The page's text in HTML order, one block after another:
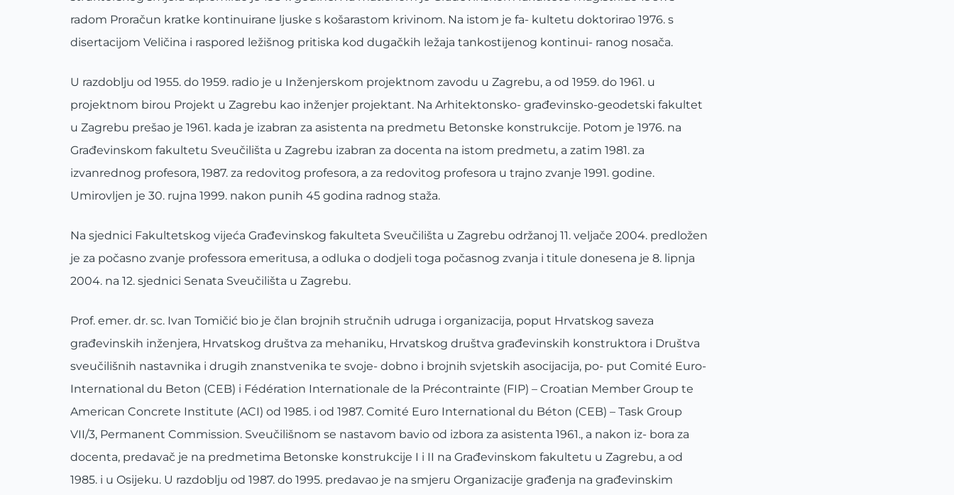
radom Proračun kratke kontinuirane ljuske s košarastom krivinom. Na istom je fa- kultetu doktorirao 1976. s
disertacijom Veličina i raspored ležišnog pritiska kod dugačkih ležaja tankostijenog kontinui- ranog nosača.
U razdoblju od 1955. do 1959. radio je u Inženjerskom projektnom zavodu u Zagrebu, a od 1959. do 1961. u
projektnom birou Projekt u Zagrebu kao inženjer projektant. Na Arhitektonsko- građevinsko-geodetski fakultet
u Zagrebu prešao je 1961. kada je izabran za asistenta na predmetu Betonske konstrukcije. Potom je 1976. na
Građevinskom fakultetu Sveučilišta u Zagrebu izabran za docenta na istom predmetu, a zatim 1981. za
izvanrednog profesora, 1987. za redovitog profesora, a za redovitog profesora u trajno zvanje 1991. godine.
Umirovljen je 30. rujna 1999. nakon punih 45 godina radnog staža.
Na sjednici Fakultetskog vijeća Građevinskog fakulteta Sveučilišta u Zagrebu održanoj 11. veljače 2004. predložen
je za počasno zvanje professora emeritusa, a odluka o dodjeli toga počasnog zvanja i titule donesena je 8. lipnja
2004. na 12. sjednici Senata Sveučilišta u Zagrebu.
Prof. emer. dr. sc. Ivan Tomičić bio je član brojnih stručnih udruga i organizacija, poput Hrvatskog saveza
građevinskih inženjera, Hrvatskog društva za mehaniku, Hrvatskog društva građevinskih konstruktora i Društva
sveučilišnih nastavnika i drugih znanstvenika te svoje- dobno i brojnih svjetskih asocijacija, po- put Comité Euro-
International du Beton (CEB) i Fédération Internationale de la Précontrainte (FIP) – Croatian Member Group te
American Concrete Institute (ACI) od 1985. i od 1987. Comité Euro International du Béton (CEB) – Task Group
VII/3, Permanent Commission. Sveučilišnom se nastavom bavio od izbora za asistenta 1961., a nakon iz- bora za
docenta, predavač je na predmetima Betonske konstrukcije I i II na Građevinskom fakultetu u Zagrebu, a od
1985. i u Osijeku. U razdoblju od 1987. do 1995. predavao je na smjeru Organizacije građenja na građevinskim